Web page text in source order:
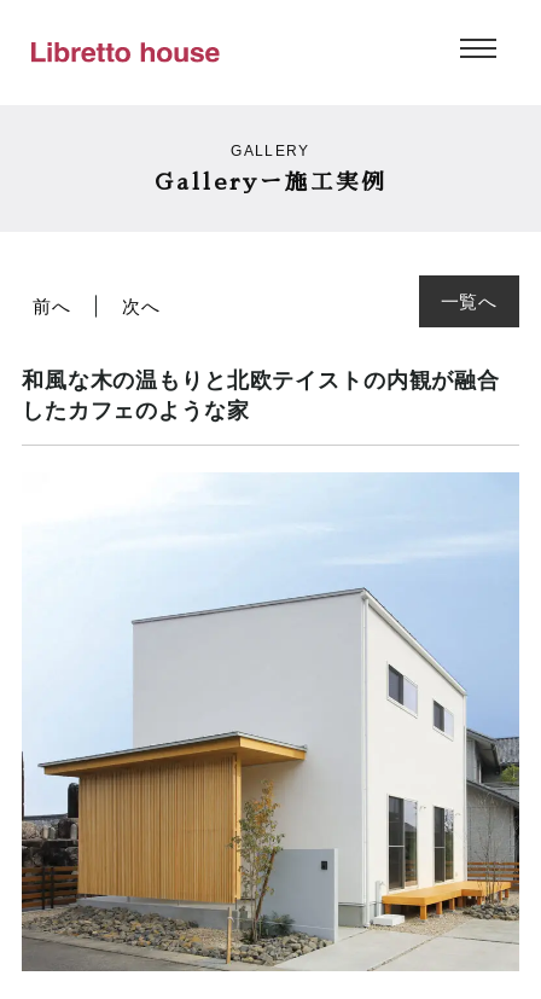
GALLERY
Galleryー施工実例
一覧へ
前へ 次へ
和風な木の温もりと北欧テイストの内観が融合
したカフェのような家